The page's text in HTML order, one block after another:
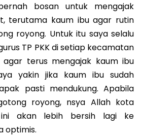
bosan untuk mengajak
terutama kaum ibu agar rutin
royong. Untuk itu saya selalu
TP PKK di setiap kecamatan
agar terus mengajak kaum ibu
yakin jika kaum ibu sudah
pasti mendukung. Apabila
royong, nsya Allah kota
akan lebih bersih lagi ke
optimis.